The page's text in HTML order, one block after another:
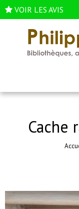
VOIR LES AVIS
Cache